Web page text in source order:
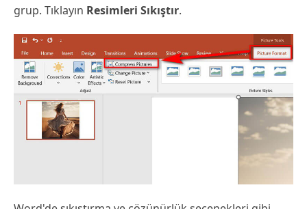
grup. Tıklayın Resimleri Sıkıştır.